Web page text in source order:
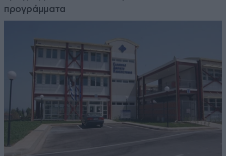
προγράμματα